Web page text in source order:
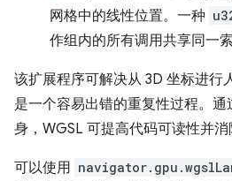
网格中的线性位置。一种
作组内的所有调用共享同一索
该扩展程序可解决从 3D 坐标进行
是一个容易出错的重复性过程。
身，WGSL 可提高代码可读性并消
可以使用